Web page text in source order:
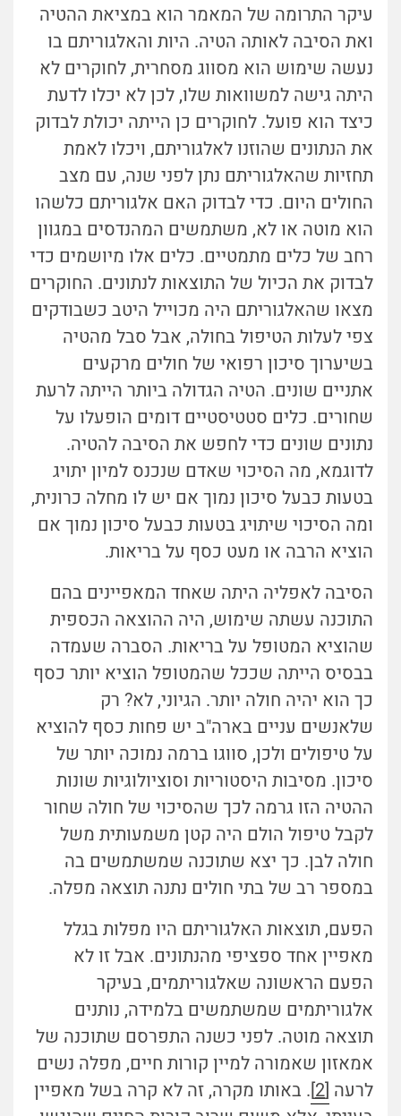
עיקר התרומה של המאמר הוא במציאת ההטיה
ואת הסיבה לאותה הטיה. היות והאלגוריתם בו
נעשה שימוש הוא מסווג מסחרית, לחוקרים לא
היתה גישה למשוואות שלו, לכן לא יכלו לדעת
כיצד הוא פועל. לחוקרים כן הייתה יכולת לבדוק
את הנתונים שהוזנו לאלגוריתם, ויכלו לאמת
תחזיות שהאלגוריתם נתן לפני שנה, עם מצב
החולים היום. כדי לבדוק האם אלגוריתם כלשהו
הוא מוטה או לא, משתמשים המהנדסים במגוון
רחב של כלים מתמטיים. כלים אלו מיושמים כדי
לבדוק את הכיול של התוצאות לנתונים. החוקרים
מצאו שהאלגוריתם היה מכוייל היטב כשבודקים
צפי לעלות הטיפול בחולה, אבל סבל מהטיה
בשיערוך סיכון רפואי של חולים מרקעים
אתניים שונים. הטיה הגדולה ביותר הייתה לרעת
שחורים. כלים סטטיסטיים דומים הופעלו על
נתונים שונים כדי לחפש את הסיבה להטיה.
לדוגמא, מה הסיכוי שאדם שנכנס למיון יתויג
בטעות כבעל סיכון נמוך אם יש לו מחלה כרונית,
ומה הסיכוי שיתויג בטעות כבעל סיכון נמוך אם
הוציא הרבה או מעט כסף על בריאות.
הסיבה לאפליה היתה שאחד המאפיינים בהם
התוכנה עשתה שימוש, היה ההוצאה הכספית
שהוציא המטופל על בריאות. הסברה שעמדה
בבסיס הייתה שככל שהמטופל הוציא יותר כסף
כך הוא יהיה חולה יותר. הגיוני, לא? רק
שלאנשים עניים בארה"ב יש פחות כסף להוציא
על טיפולים ולכן, סווגו ברמה נמוכה יותר של
סיכון. מסיבות היסטוריות וסוציולוגיות שונות
ההטיה הזו גרמה לכך שהסיכוי של חולה שחור
לקבל טיפול הולם היה קטן משמעותית משל
חולה לבן. כך יצא שתוכנה שמשתמשים בה
במספר רב של בתי חולים נתנה תוצאה מפלה.
הפעם, תוצאות האלגוריתם היו מפלות בגלל
מאפיין אחד ספציפי מהנתונים. אבל זו לא
הפעם הראשונה שאלגוריתמים, בעיקר
אלגוריתמים שמשתמשים בלמידה, נותנים
תוצאה מוטה. לפני כשנה התפרסם שתוכנה של
אמאזון שאמורה למיין קורות חיים, מפלה נשים
לרעה [2] . באותו מקרה, זה לא קרה בשל מאפיין